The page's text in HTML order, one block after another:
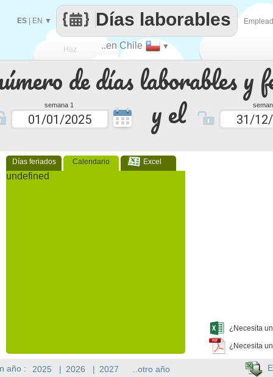
de días laborables y
semana 1 y el
Días feriados Calendario Excel
undefined
¿Necesita
¿Necesita
Haz
que
..en Chile ▼
Días laborables
ES EN ▼
año : 2025 | 2026 | 2027 ..otro año